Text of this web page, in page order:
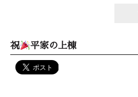
祝 平家の上棟